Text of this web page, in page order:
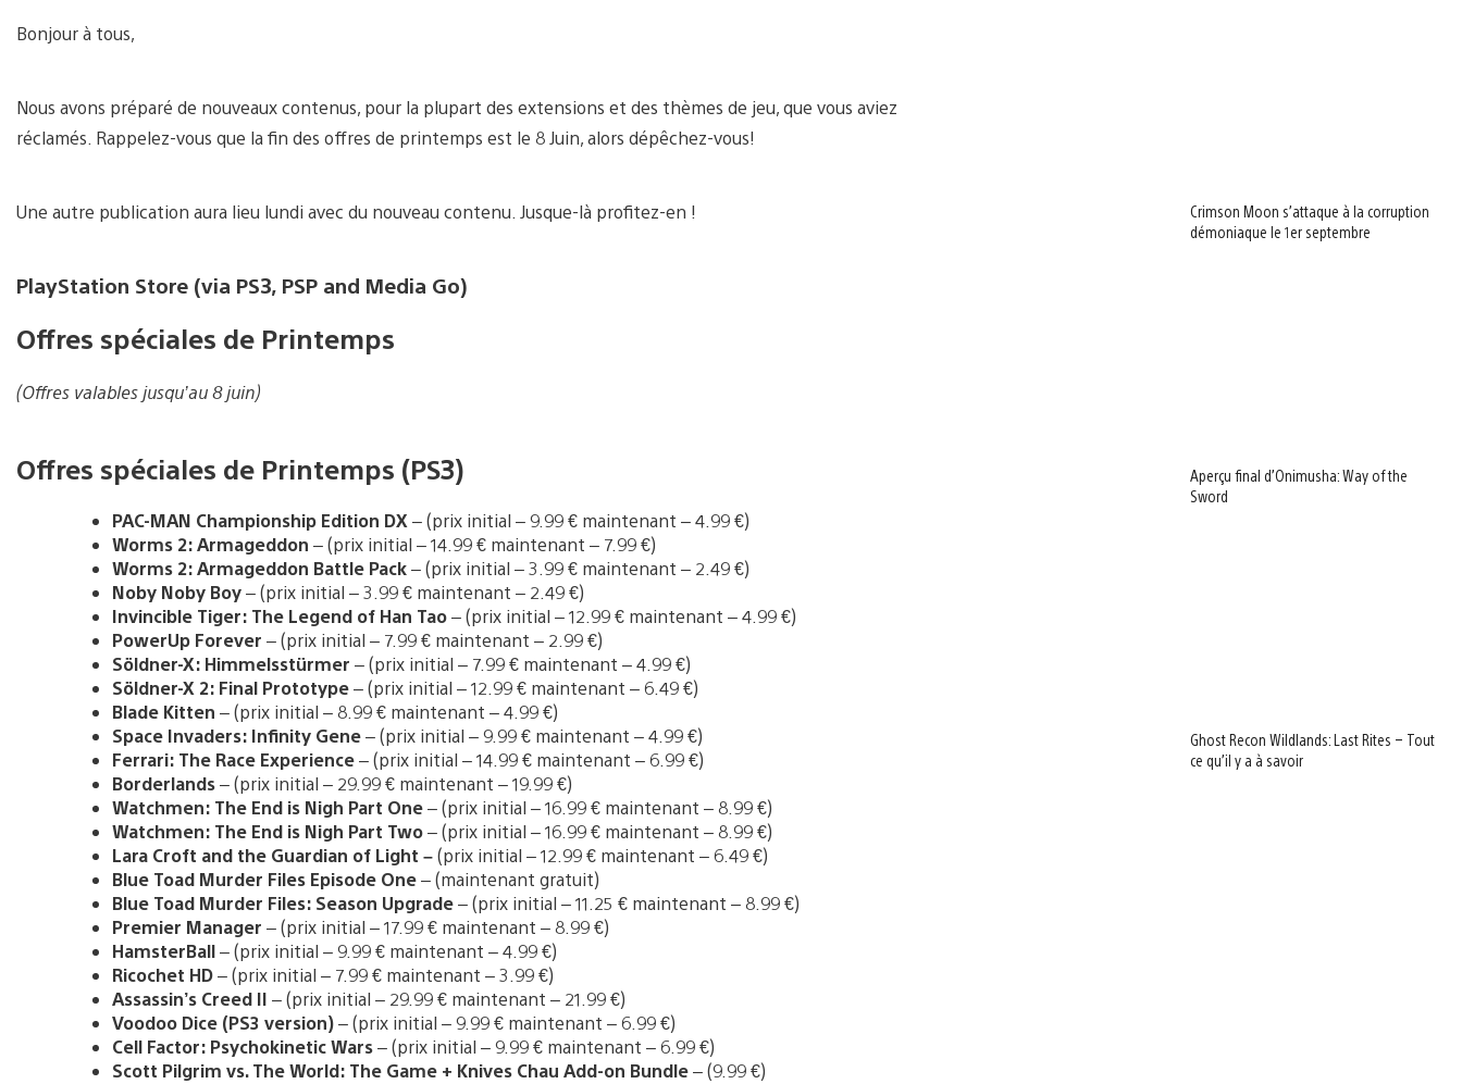
Bonjour à tous,
Nous avons préparé de nouveaux contenus, pour la plupart des extensions et des thèmes de jeu, que vous aviez
réclamés. Rappelez-vous que la fin des offres de printemps est le 8 Juin, alors dépêchez-vous!
Une autre publication aura lieu lundi avec du nouveau contenu. Jusque-là profitez-en !
PlayStation Store (via PS3, PSP and Media Go)
Offres spéciales de Printemps
(Offres valables jusqu’au 8 juin)
Offres spéciales de Printemps (PS3)
PAC-MAN Championship Edition DX– (prix initial – 9.99 € maintenant – 4.99 €)
Worms 2: Armageddon – (prix initial – 14.99 € maintenant – 7.99 €)
Worms 2: Armageddon Battle Pack– (prix initial – 3.99 € maintenant – 2.49 €)
Noby Noby Boy– (prix initial – 3.99 € maintenant – 2.49 €)
Invincible Tiger: The Legend of Han Tao– (prix initial – 12.99 € maintenant – 4.99 €)
PowerUp Forever – (prix initial – 7.99 € maintenant – 2.99 €)
Söldner-X: Himmelsstürmer – (prix initial – 7.99 € maintenant – 4.99 €)
Söldner-X 2: Final Prototype– (prix initial – 12.99 € maintenant – 6.49 €)
Blade Kitten – (prix initial – 8.99 € maintenant – 4.99 €)
Space Invaders: Infinity Gene– (prix initial – 9.99 € maintenant – 4.99 €)
Ferrari: The Race Experience– (prix initial – 14.99 € maintenant – 6.99 €)
Borderlands– (prix initial – 29.99 € maintenant – 19.99 €)
Watchmen: The End is Nigh Part One– (prix initial – 16.99 € maintenant – 8.99 €)
Watchmen: The End is Nigh Part Two– (prix initial – 16.99 € maintenant – 8.99 €)
Lara Croft and the Guardian of Light –(prix initial – 12.99 € maintenant – 6.49 €)
Blue Toad Murder Files Episode One– (maintenant gratuit)
Blue Toad Murder Files: Season Upgrade– (prix initial – 11.25 € maintenant – 8.99 €)
Premier Manager – (prix initial – 17.99 € maintenant – 8.99 €)
HamsterBall– (prix initial – 9.99 € maintenant – 4.99 €)
Ricochet HD– (prix initial – 7.99 € maintenant – 3.99 €)
Assassin’s Creed II – (prix initial – 29.99 € maintenant – 21.99 €)
Voodoo Dice (PS3 version)– (prix initial – 9.99 € maintenant – 6.99 €)
Cell Factor: Psychokinetic Wars– (prix initial – 9.99 € maintenant – 6.99 €)
Scott Pilgrim vs. The World: The Game + Knives Chau Add-on Bundle– (9.99 €)
Crimson Moon s’attaque à la corruption
démoniaque le 1er septembre
Aperçu final d’Onimusha: Way of the
Sword
Ghost Recon Wildlands: Last Rites – Tout
ce qu’il y a à savoir